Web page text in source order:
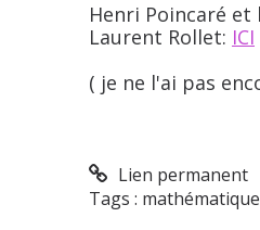
Henri Poincaré et
Laurent Rollet: ICI
( je ne l'ai pas
Lien permanent
Tags :